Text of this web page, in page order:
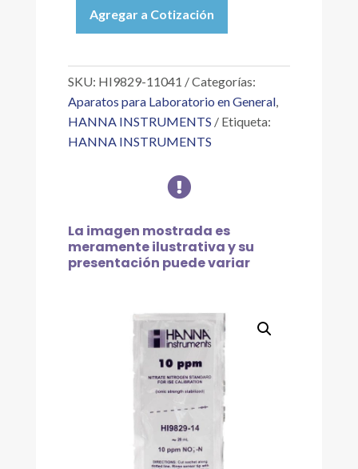
MEDIDOR
MULTIPARAMÉTRICO
CE,
TURBIDEZ,
C/GPS,
SONDA
MALETÍN,
115V
cantidad
Agregar a Cotización
SKU: HI9829-11041
Categorías:
Aparatos para Laboratorio en General,
HANNA INSTRUMENTS
Etiqueta:
HANNA INSTRUMENTS

La imagen mostrada es
meramente ilustrativa y su
presentación puede variar